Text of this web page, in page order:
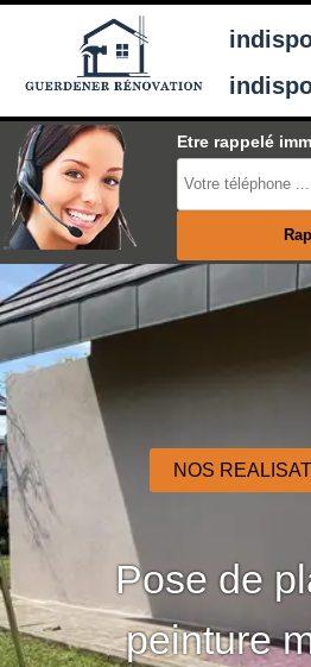
Etre rappelé
NOS
Pose de
peinture